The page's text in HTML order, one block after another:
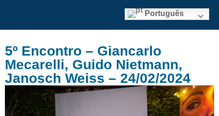
Português
5º Encontro – Giancarlo
Mecarelli, Guido Nietmann,
Janosch Weiss – 24/02/2024